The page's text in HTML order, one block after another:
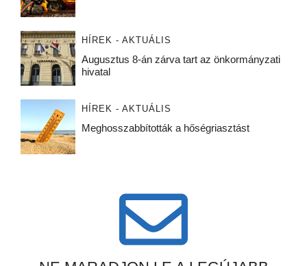
HÍREK - AKTUÁLIS
Augusztus 8-án zárva tart az önkormányzati
hivatal
HÍREK - AKTUÁLIS
Meghosszabbították a hőségriasztást